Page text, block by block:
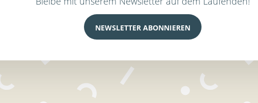
NEWSLETTER ABONNIEREN